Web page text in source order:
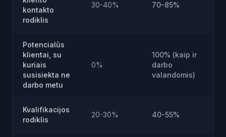
kontakto
rodiklis
30-40% 70-85%
Potencialūs
klientai, su
kuriais
susisiekta ne
darbo metu
0%
100% (kaip ir
darbo
valandomis)
Kvalifikacijos
rodiklis
20-30% 40-55%